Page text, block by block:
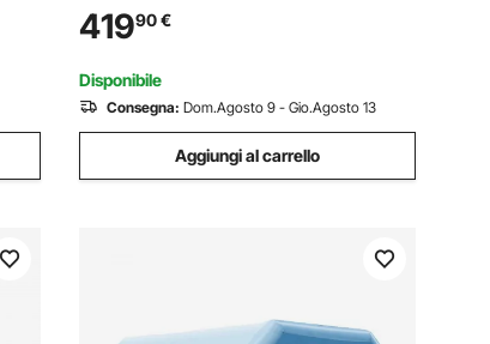
da
Gravosi, Verricello da 1179 kg,
Lunghezza Gambe Regolabili da 1,34 a
2,15 m, Cavo da 30 m
41990€
Disponibile
Consegna: Dom.Agosto 9 - Gio.Agosto 13
Aggiungi al carrello